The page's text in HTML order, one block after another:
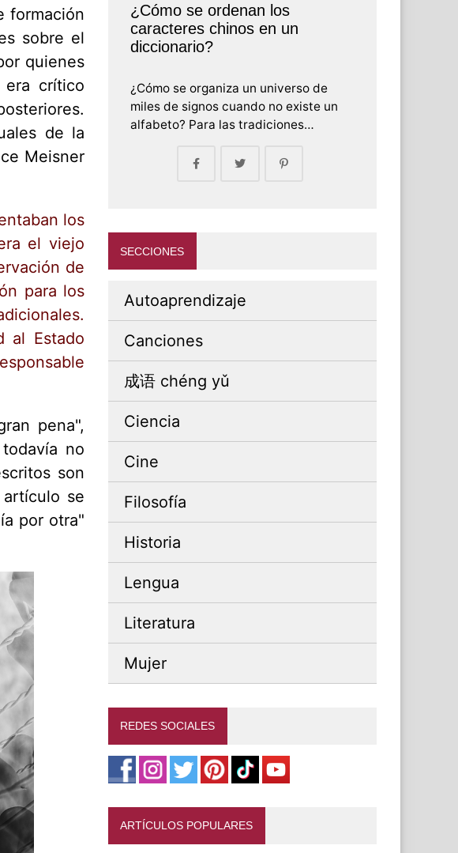
formación
sobre el
quienes
crítico
de la
Meisner
los
el viejo
de
para los
al Estado
pena",
no
son
se
por otra"
¿Cómo se ordenan los
caracteres chinos en un
diccionario?
¿Cómo se organiza un universo de
miles de signos cuando no existe un
alfabeto? Para las tradiciones…
SECCIONES
Autoaprendizaje
Canciones
成语 chéng yǔ
Ciencia
Cine
Filosofía
Historia
Lengua
Literatura
Mujer
REDES SOCIALES
ARTÍCULOS POPULARES